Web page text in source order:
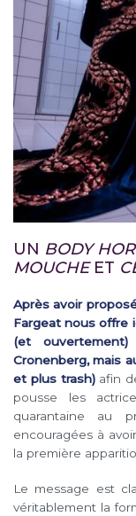
UN BODY
MOUCHEET
Après avoir
Fargeat nous offre
(et
Cronenberg, mais
et plus trash)afin
pousse les
quarantaine au
encouragées à
la première
Le message est
véritablement la